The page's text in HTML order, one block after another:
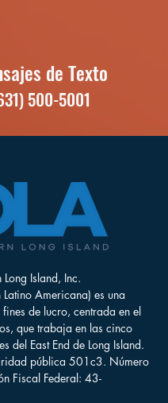
de Texto
500-5001
Island, Inc.
Americana) es una
de lucro, centrada en el
que trabaja en las cinco
del East End de Long Island.
pública 501c3. Número
Fiscal Federal: 43-